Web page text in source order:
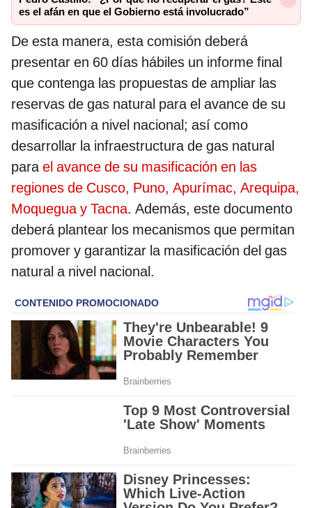
es el afán en que el Gobierno está involucrado”
De esta manera, esta comisión deberá
presentar en 60 días hábiles un informe final
que contenga las propuestas de ampliar las
reservas de gas natural para el avance de su
masificación a nivel nacional; así como
desarrollar la infraestructura de gas natural
parael avance de su masificación en las
regiones de Cusco, Puno, Apurímac, Arequipa,
Moquegua y Tacna. Además, este documento
deberá plantear los mecanismos que permitan
promover y garantizar la masificación del gas
natural a nivel nacional.